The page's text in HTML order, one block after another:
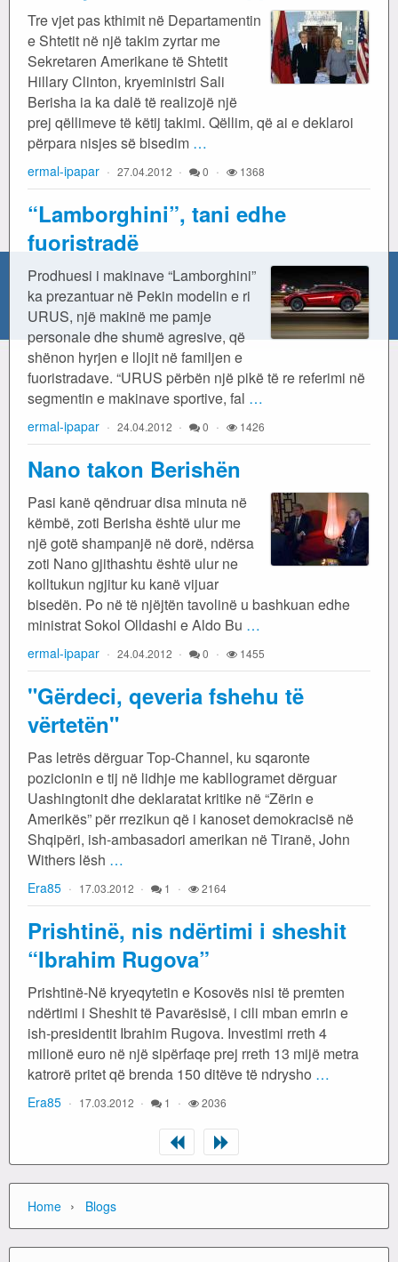
Tre vjet pas kthimit në Departamentin
e Shtetit në një takim zyrtar me
Sekretaren Amerikane të Shtetit
Hillary Clinton, kryeministri Sali
Berisha ia ka dalë të realizojë një
prej qëllimeve të këtij takimi. Qëllim, që ai e deklaroi
përpara nisjes së bisedim …
ermal-ipapar 27.04.2012 0 1368
“Lamborghini”, tani edhe
fuoristradë
Prodhuesi i makinave “Lamborghini”
ka prezantuar në Pekin modelin e ri
URUS, një makinë me pamje
personale dhe shumë agresive, që
shënon hyrjen e llojit në familjen e
fuoristradave. “URUS përbën një pikë të re referimi në
segmentin e makinave sportive, fal …
ermal-ipapar 24.04.2012 0 1426
Nano takon Berishën
Pasi kanë qëndruar disa minuta në
këmbë, zoti Berisha është ulur me
një gotë shampanjë në dorë, ndërsa
zoti Nano gjithashtu është ulur ne
kolltukun ngjitur ku kanë vijuar
bisedën. Po në të njëjtën tavolinë u bashkuan edhe
ministrat Sokol Olldashi e Aldo Bu …
ermal-ipapar 24.04.2012 0 1455
"Gërdeci, qeveria fshehu të
vërtetën"
Pas letrës dërguar Top-Channel, ku sqaronte
pozicionin e tij në lidhje me kabllogramet dërguar
Uashingtonit dhe deklaratat kritike në “Zërin e
Amerikës” për rrezikun që i kanoset demokracisë në
Shqipëri, ish-ambasadori amerikan në Tiranë, John
Withers lësh …
Era85 17.03.2012 1 2164
Prishtinë, nis ndërtimi i sheshit
“Ibrahim Rugova”
Prishtinë-Në kryeqytetin e Kosovës nisi të premten
ndërtimi i Sheshit të Pavarësisë, i cili mban emrin e
ish-presidentit Ibrahim Rugova. Investimi rreth 4
milionë euro në një sipërfaqe prej rreth 13 mijë metra
katrorë pritet që brenda 150 ditëve të ndrysho …
Era85 17.03.2012 1 2036
Home › Blogs